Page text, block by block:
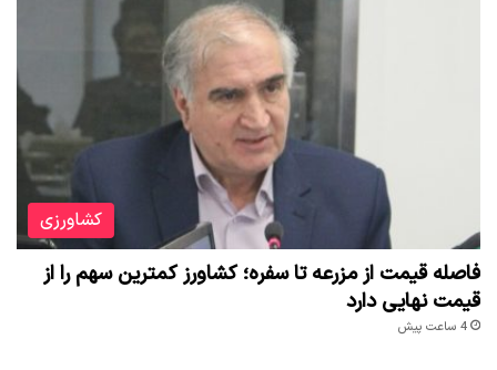
کشاورزی
فاصله قیمت از مزرعه تا سفره؛ کشاورز کمترین سهم را از
قیمت نهایی دارد
4 ساعت پیش